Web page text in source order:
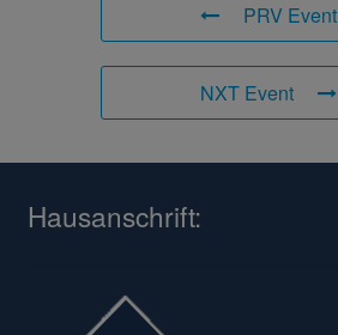
PRV Event
NXT Event
Hausanschrift: